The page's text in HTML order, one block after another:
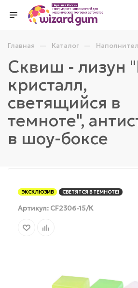
Главная — Каталог —
Сквиш - лизун
кристалл,
светящийся в
темноте",
в шоу-боксе
ЭКСКЛЮЗИВ СВЕТЯТСЯ В ТЕМНОТЕ!
Артикул: CF2306-15/К